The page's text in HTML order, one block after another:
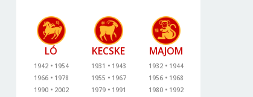
LÓ
1942
1954
1966
1978
1990
2002
KECSKE
1931
1943
1955
1967
1979
1991
MAJOM
1932
1944
1956
1968
1980
1992